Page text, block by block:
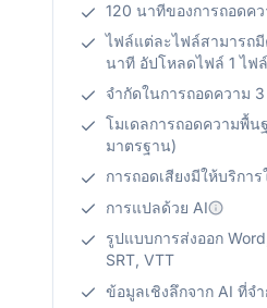
120 นาทีของการถอดค
ไฟล์แต่ละไฟล์สามารถ
นาที อัปโหลดไฟล์ 1 ไฟ
จำกัดในการถอดความ
โมเดลการถอดความพื้
มาตรฐาน)
การถอดเสียงมีให้บริกา
การแปลด้วย AI
รูปแบบการส่งออก
SRT, VTT
ข้อมูลเชิงลึกจาก AI ที่จ